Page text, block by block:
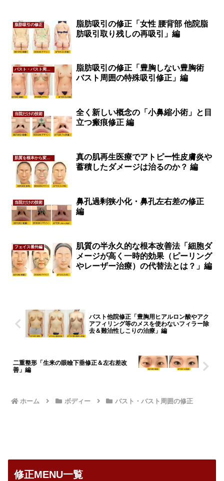
脂肪吸引の修正
脂肪吸引の修正「女性 腰背部 他院脂
肪吸引取り残しの再吸引」編
脂肪吸引の修正「豊胸しない豊胸術
バスト周囲の特殊吸引修正」編
当院だけの技術
全く新しい概念の「小鼻縮小術」と目
立つ瘢痕修正 編​
肌質を根本から変える
真の肌再生医療でアトピー性皮膚炎や
蓄積したダメージは治るのか？ 編
当院だけの技術
鼻孔過剰狭小化・鼻孔左右差の修正
編
フェイス番外編
肌質の半永久的な根本改善法「細胞ダ
メージが高く一時的効果（ピーリング
やレーザー治療）の代替法とは？」編
バスト他院修正「豊胸用ヒアルロン酸やアク
アフィリング等のメスを使わないフィラー除
去＆難治性しこりの治療」編
二重整形「生来の眼瞼下垂修正＆左右差改
善」編
ホーム ボディー バスト・バスト周囲の修正
修正MENU一覧